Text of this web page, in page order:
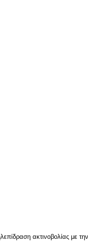
ακτινοβολίας με